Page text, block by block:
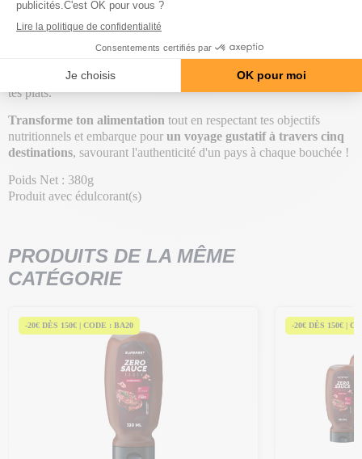
Elles sontsans conservateurs, ni additifs artificiels et sans
matières grasses, parfaites pour ceux qui surveillent leur poids et
bons repas sans culpabiliser. Ces sauces te
permettront d'ajouter une touche de plaisir et de saveur à chacun de
tes plats.
Transforme ton alimentation tout en respectant tes objectifs
nutritionnels et embarque pour un voyage gustatif à travers cinq
destinations, savourant l'authenticité d'un pays à chaque bouchée !
Poids Net : 380g
Produit avec édulcorant(s)
PRODUITS DE LA MÊME
CATÉGORIE
-20€ DÈS 150€ | CODE : BA20 -20€ DÈS 150€ |